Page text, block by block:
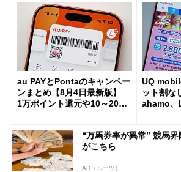
au PAYとPontaのキャンペー
ンまとめ【8月4日最新版】
1万ポイント還元や10～20％
UQ
ット割な
ahamo、
“万馬券率が異常” 競馬
がこちら
AD（ルーツ）